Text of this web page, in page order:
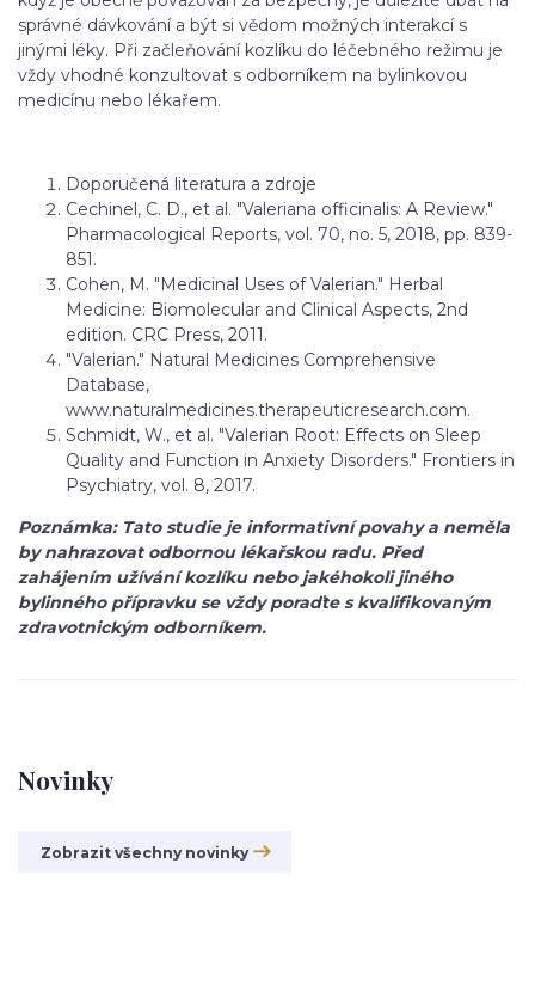
Novinky
Zobrazit všechny novinky
správné dávkování a být si vědom možných interakcí s
jinými léky. Při začleňování kozlíku do léčebného režimu je
vždy vhodné konzultovat s odborníkem na bylinkovou
medicínu nebo lékařem.
Doporučená literatura a zdroje
Cechinel, C. D., et al. "Valeriana officinalis: A Review."
Pharmacological Reports, vol. 70, no. 5, 2018, pp. 839-
851.
Cohen, M. "Medicinal Uses of Valerian." Herbal
Medicine: Biomolecular and Clinical Aspects, 2nd
edition. CRC Press, 2011.
"Valerian." Natural Medicines Comprehensive
Database,
www.naturalmedicines.therapeuticresearch.com.
Schmidt, W., et al. "Valerian Root: Effects on Sleep
Quality and Function in Anxiety Disorders." Frontiers in
Psychiatry, vol. 8, 2017.
Poznámka: Tato studie je informativní povahy a neměla
by nahrazovat odbornou lékařskou radu. Před
zahájením užívání kozlíku nebo jakéhokoli jiného
bylinného přípravku se vždy poraďte s kvalifikovaným
zdravotnickým odborníkem.